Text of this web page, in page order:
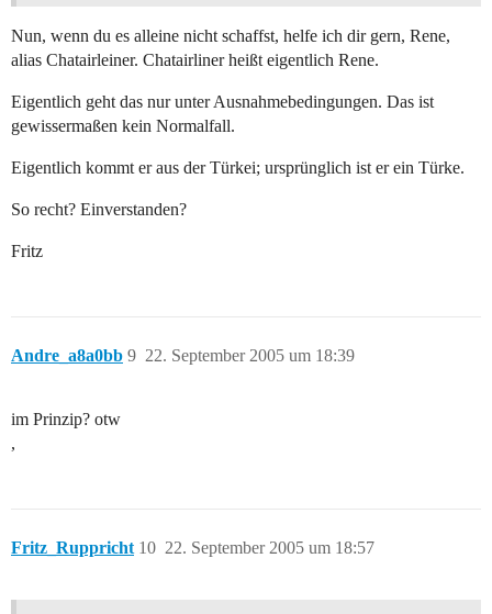
Nun, wenn du es alleine nicht schaffst, helfe ich dir gern, Rene,
alias Chatairleiner. Chatairliner heißt eigentlich Rene.
Eigentlich geht das nur unter Ausnahmebedingungen. Das ist
gewissermaßen kein Normalfall.
Eigentlich kommt er aus der Türkei; ursprünglich ist er ein Türke.
So recht? Einverstanden?
Fritz
Andre_a8a0bb 22. September 2005 um 18:39
9
im Prinzip? otw
,
Fritz_Ruppricht 22. September 2005 um 18:57
10